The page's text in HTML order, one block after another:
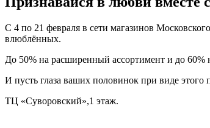
С 4 по 21 февраля в сети магазинов
влюблённых.
До 50% на расширенный ассортимент и до
И пусть глаза ваших половинок при виде этого
ТЦ «Суворовский»,1 этаж.